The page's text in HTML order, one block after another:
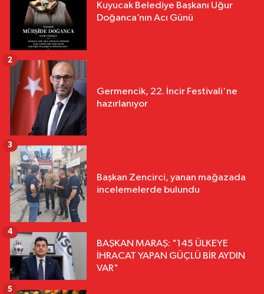
Kuyucak Belediye Başkanı Uğur
Doğanca’nın Acı Günü
Germencik, 22. İncir Festivali'ne
hazırlanıyor
2
Başkan Zencirci, yanan mağazada
incelemelerde bulundu
3
BAŞKAN MARAŞ: "145 ÜLKEYE
İHRACAT YAPAN GÜÇLÜ BİR AYDIN
VAR"
4
5